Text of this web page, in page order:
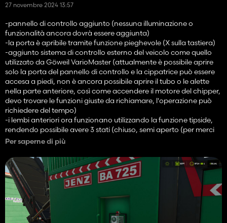
27 novembre 2024 13:57
-pannello di controllo aggiunto (nessuna illuminazione o
funzionalità ancora dovrà essere aggiunta)
-la porta è apribile tramite funzione pieghevole (X sulla tastiera)
-aggiunto sistema di controllo esterno del veicolo come quello
utilizzato da Göweil VarioMaster (attualmente è possibile aprire
solo la porta del pannello di controllo e la cippatrice può essere
accesa a piedi, non è ancora possibile aprire il tubo o le alette
nella parte anteriore, così come accendere il motore del chipper,
devo trovare le funzioni giuste da richiamare, l'operazione può
richiedere del tempo)
-i lembi anteriori ora funzionano utilizzando la funzione tipside,
rendendo possibile avere 3 stati (chiuso, semi aperto (per merci
sfuse o balle rotonde) e completamente aperto (per cippato o
precedenti su questo WIP)
-aggiunti suoni mancanti quando si apre qualcosa
-risolti problemi di ombreggiatura su decalcomanie, ecc.
-aggiunte mappe lucide mancanti (sporcizia del veicolo, usura,
ecc.)
-Realizzati parafanghi e ruote di supporto anteriori più rotondi
mantenendo le mesh ragionevoli per le prestazioni, dal
Per saperne di più